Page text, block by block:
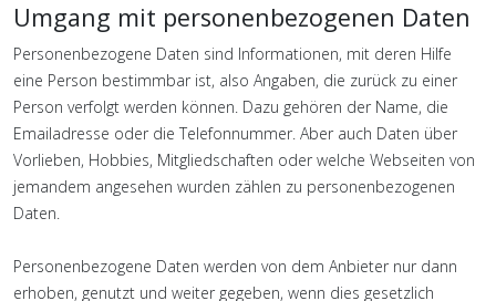
Umgang mit personenbezogenen Daten
Personenbezogene Daten sind Informationen, mit deren Hilfe
eine Person bestimmbar ist, also Angaben, die zurück zu einer
Person verfolgt werden können. Dazu gehören der Name, die
Emailadresse oder die Telefonnummer. Aber auch Daten über
Vorlieben, Hobbies, Mitgliedschaften oder welche Webseiten von
jemandem angesehen wurden zählen zu personenbezogenen
Daten.
Personenbezogene Daten werden von dem Anbieter nur dann
erhoben, genutzt und weiter gegeben, wenn dies gesetzlich